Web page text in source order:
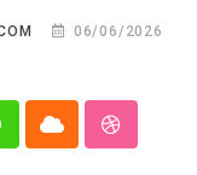
06/06/2026
Cloud